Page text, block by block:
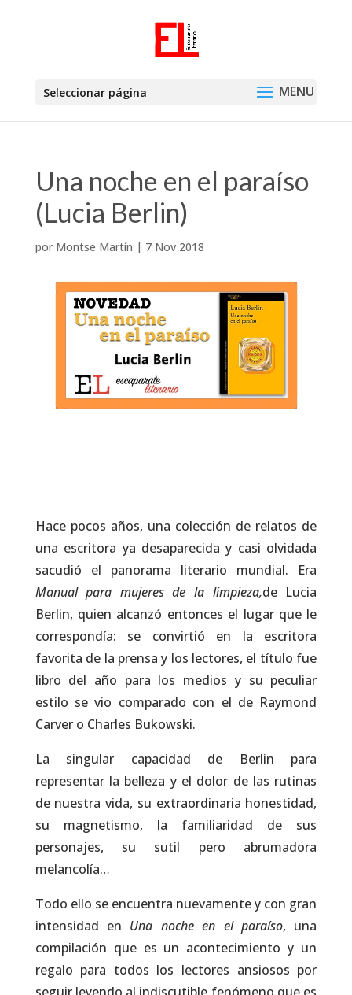
Seleccionar página
Una noche en el paraíso
(Lucia Berlin)
por Montse Martín | 7 Nov 2018
Hace pocos años, una colección de relatos de
una escritora ya desaparecida y casi olvidada
sacudió el panorama literario mundial. Era
Manual para mujeres de la limpieza,de Lucia
Berlin, quien alcanzó entonces el lugar que le
correspondía: se convirtió en la escritora
favorita de la prensa y los lectores, el título fue
libro del año para los medios y su peculiar
estilo se vio comparado con el de Raymond
Carver o Charles Bukowski.
La singular capacidad de Berlin para
representar la belleza y el dolor de las rutinas
de nuestra vida, su extraordinaria honestidad,
su magnetismo, la familiaridad de sus
personajes, su sutil pero abrumadora
melancolía…
Todo ello se encuentra nuevamente y con gran
intensidad en Una noche en el paraíso, una
compilación que es un acontecimiento y un
regalo para todos los lectores ansiosos por